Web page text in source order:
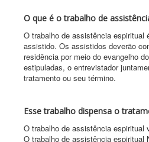
O que é o trabalho de
O trabalho de assistência espiritual
assistido. Os assistidos deverão
residência por meio do evangelho
estipuladas, o entrevistador
tratamento ou seu término.
Esse trabalho dispensa o
O trabalho de assistência
O trabalho de assistência espiritual